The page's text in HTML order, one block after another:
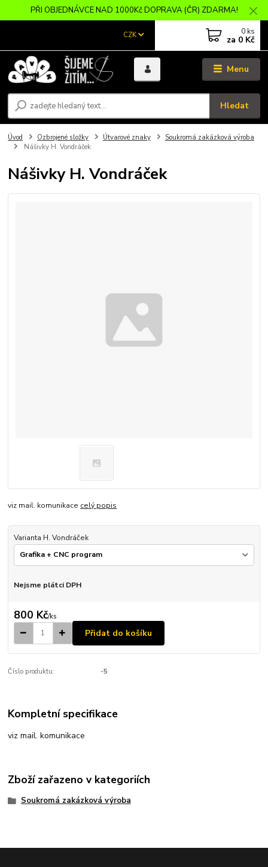
PŘI OBJEDNÁVCE NAD 1000Kč DOPRAVA (ČR) ZDARMA!
Menu
CZK
Hledat
0 ks
za 0 Kč
Úvod Ozbrojené složky Útvarové znaky
Soukromá zakázková výroba
Nášivky H. Vondráček
Nášivky H. Vondráček
viz mail. komunikace celý popis
Varianta H. Vondráček
Nejsme plátci DPH
800 Kč/ks
Přidat do košíku
Číslo produktu: -5
Kompletní specifikace
viz mail. komunikace
Zboží zařazeno v kategoriích
Soukromá zakázková výroba